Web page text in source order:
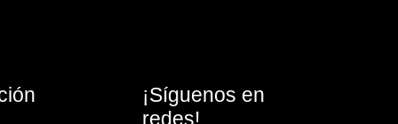
¡Síguenos en
redes!